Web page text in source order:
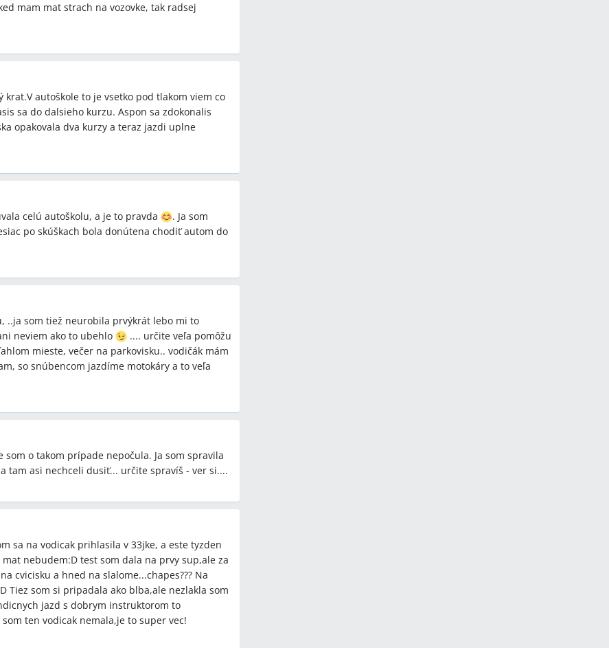
mam mat strach na vozovke, tak radsej
autoškole to je vsetko pod tlakom viem co
sa do dalsieho kurzu. Aspon sa zdokonalis
opakovala dva kurzy a teraz jazdi uplne
celú autoškolu, a je to pravda
. Ja som
po skúškach bola donútena chodiť autom do
..ja som tiež neurobila prvýkrát lebo mi to
neviem ako to ubehlo
.... určite veľa pomôžu
mieste, večer na parkovisku.. vodičák mám
so snúbencom jazdíme motokáry a to veľa
o takom prípade nepočula. Ja som spravila
tam asi nechceli dusiť... určite spravíš - ver si....
sa na vodicak prihlasila v 33jke, a este tyzden
nebudem:D test som dala na prvy sup,ale za
cvicisku a hned na slalome...chapes??? Na
Tiez som si pripadala ako blba,ale nezlakla som
jazd s dobrym instruktorom to
ten vodicak nemala,je to super vec!